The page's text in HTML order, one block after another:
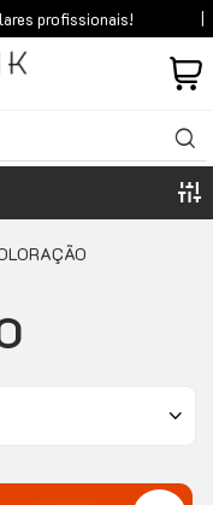
profissionais!